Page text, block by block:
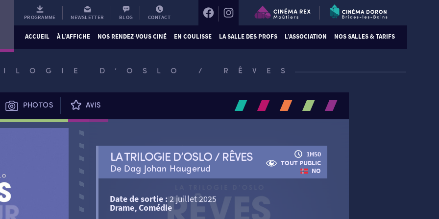
PROGRAMME NEWSLETTER BLOG CONTACT
ACCUEIL À L’AFFICHE NOS RENDEZ-VOUS CINÉ EN COULISSE LA SALLE DES PROFS L’ASSOCIATION NOS SALLES & TARIFS
D’OSLO / RÊVES
PHOTOS AVIS
LA TRILOGIE D’OSLO / RÊVES
De Dag Johan Haugerud
1H50
TOUT PUBLIC
NO
Date de sortie :2 juillet 2025
Drame, Comédie